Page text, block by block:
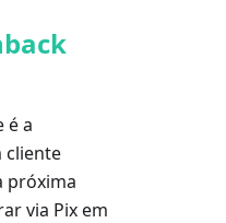
é a
cliente
próxima
via Pix em